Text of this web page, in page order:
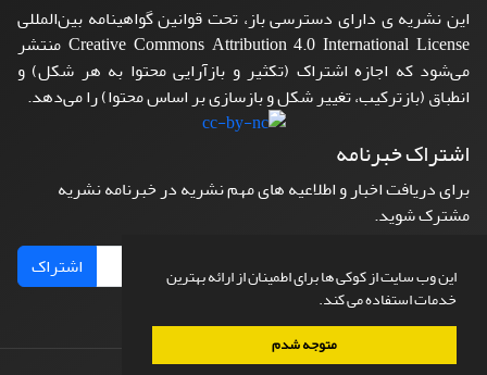
این وب سایت از کوکی ها برای اطمینان از ارائه بهترین
خدمات استفاده می کند.
متوجه شدم
این نشریه ی دارای دسترسی باز، تحت قوانین گواهینامه بین‌المللی
Creative Commons Attribution 4.0 International License منتشر
می‌شود که اجازه اشتراک (تکثیر و بازآرایی محتوا به هر شکل) و
انطباق (بازترکیب، تغییر شکل و بازسازی بر اساس محتوا) را می‌دهد.
اشتراک خبرنامه
برای دریافت اخبار و اطلاعیه های مهم نشریه در خبرنامه نشریه
مشترک شوید.
اشتراک